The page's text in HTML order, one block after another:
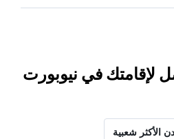
لإقامتك في نيوبورت
الأكثر شعبية